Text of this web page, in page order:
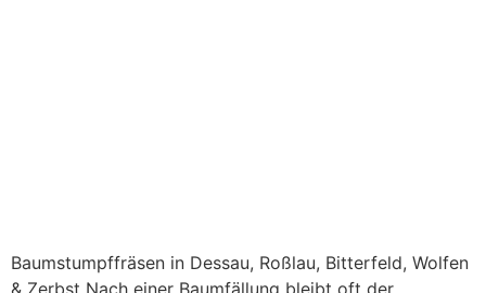
Baumstumpffräsen in Dessau, Roßlau, Bitterfeld, Wolfen
& Zerbst Nach einer Baumfällung bleibt oft der